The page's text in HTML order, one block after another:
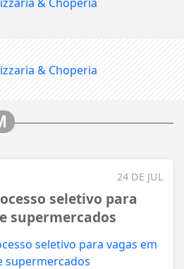
24 DE JUL
seletivo para
supermercados